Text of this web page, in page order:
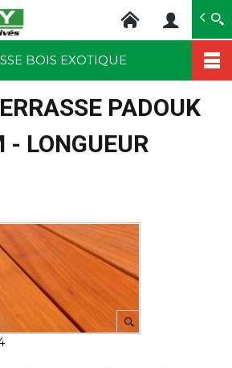
BOIS EXOTIQUE
PADOUK
LONGUEUR